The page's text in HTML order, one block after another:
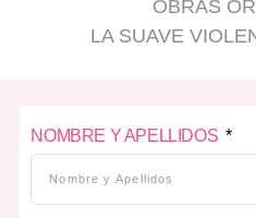
OBRAS
LA SUAVE
NOMBRE Y APELLIDOS